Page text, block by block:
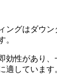
ングはダウ
。
効性があり
適しています